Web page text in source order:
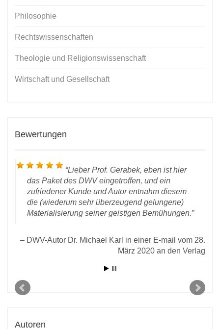
Philosophie
Rechtswissenschaften
Theologie und Religionswissenschaft
Wirtschaft und Gesellschaft
Bewertungen
Lieber Prof. Gerabek, eben ist hier
das Paket des DWV eingetroffen, und ein
zufriedener Kunde und Autor entnahm diesem
die (wiederum sehr überzeugend gelungene)
Materialisierung seiner geistigen Bemühungen.
DWV-Autor Dr. Michael Karl in einer E-mail vom 28.
März 2020 an den Verlag
Autoren